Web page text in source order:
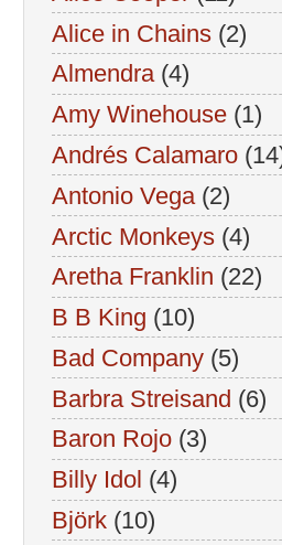
Alice in Chains (2)
Almendra (4)
Amy Winehouse (1)
Andrés Calamaro
Antonio Vega (2)
Arctic Monkeys (4)
Aretha Franklin (22)
B B King (10)
Bad Company (5)
Barbra Streisand (6)
Baron Rojo (3)
Billy Idol (4)
Björk (10)